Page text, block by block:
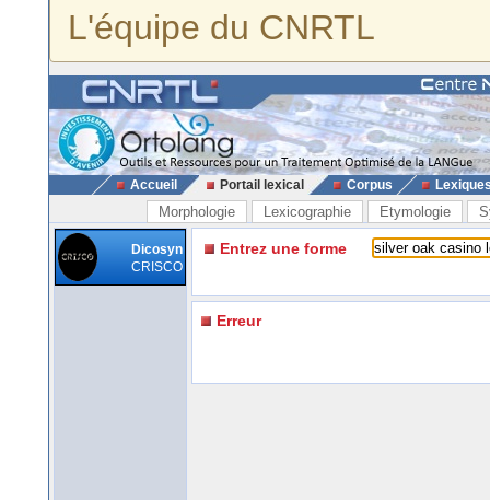
L'équipe du CNRTL
Accueil Portail lexical Corpus
Morphologie Lexicographie Etymologie
Dicosyn
CRISCO
Entrez une forme
Erreur